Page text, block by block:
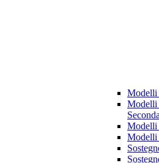
Modelli
Modelli
Modelli
Modelli